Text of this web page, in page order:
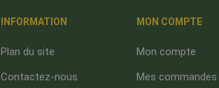
INFORMATION
Plan du site
Contactez-nous
MON COMPTE
Mon compte
Mes commandes